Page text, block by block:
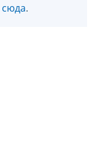
сюда.